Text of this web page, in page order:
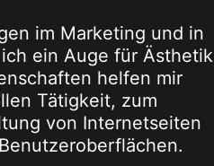
im Marketing und in
ein Auge für Ästhetik
helfen mir
Tätigkeit, zum
von Internetseiten